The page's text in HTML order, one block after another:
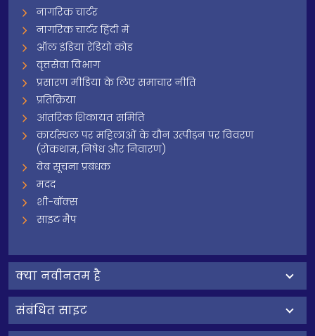
नागरिक चार्टर
नागरिक चार्टर हिंदी में
ऑल इंडिया रेडियो कोड
वृत्तसेवा विभाग
प्रसारण मीडिया के लिए समाचार नीति
प्रतिक्रिया
आंतरिक शिकायत समिति
कार्यस्थल पर महिलाओं के यौन उत्पीड़न पर विवरण
(रोकथाम, निषेध और निवारण)
वेब सूचना प्रबंधक
मदद
शी-बॉक्स
साइट मैप
क्‍या नवीनतम है
संबंधित साइट